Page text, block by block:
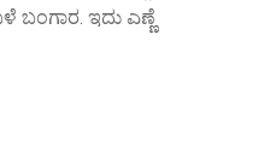
ಇದು ಎಣ್ಣೆ